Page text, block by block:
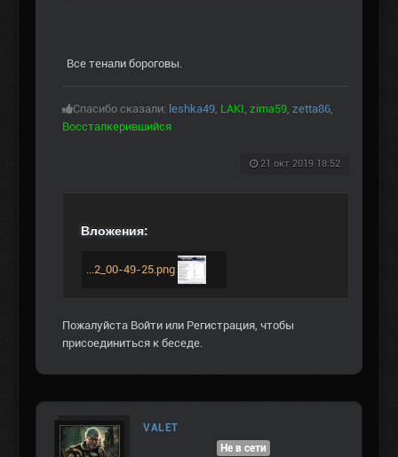
Все тенали бороговы.
Спасибо сказали: leshka49, LAKI, zima59, zetta86,
Воссталкерившийся
21 окт 2019 18:52
Вложения:
...2_00-49-25.png
Пожалуйста Войти или Регистрация, чтобы
присоединиться к беседе.
VALET
Не в сети